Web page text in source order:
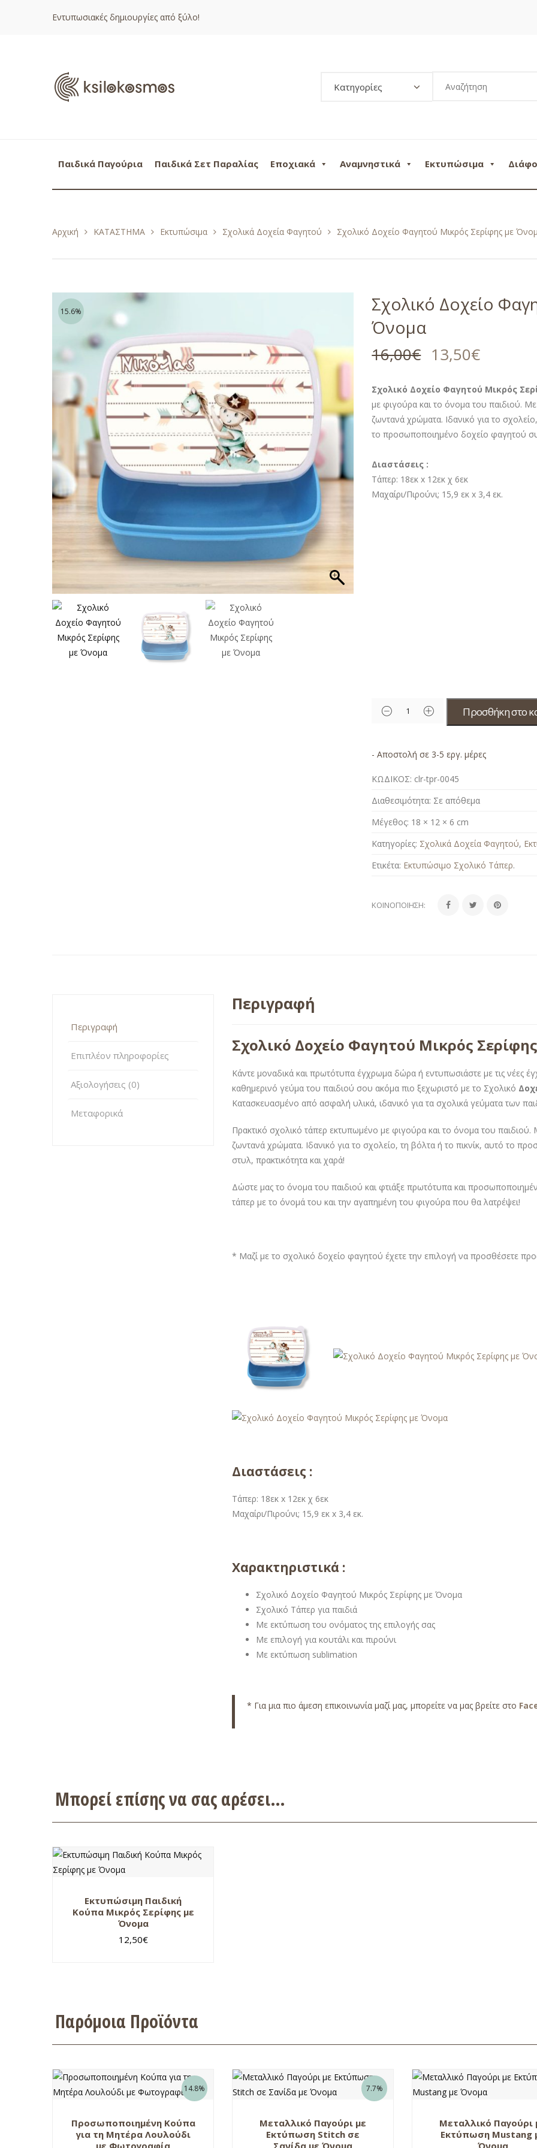
Εντυπωσιακές δημιουργίες από ξύλο!
Κατηγορίες
Παιδικά Παγούρια Παιδικά Σετ Παραλίας Εποχιακά Αναμνηστικά Εκτυπώσιμα
Αρχική ΚΑΤΑΣΤΗΜΑ Εκτυπώσιμα Σχολικά Δοχεία Φαγητού Σχολικό Δοχείο Φαγητού Μικρός Σερίφης με
15.6%
Σχολικό Δοχείο
Όνομα
16,00€ 13,50€
Σχολικό Δοχείο Φαγητού Μικρός
με φιγούρα και το όνομα του παιδιού.
ζωντανά χρώματα. Ιδανικό για το
το προσωποποιημένο δοχείο φαγητού
Διαστάσεις :
Τάπερ: 18εκ x 12εκ χ 6εκ
Μαχαίρι/Πιρούνι; 15,9 εκ x 3,4 εκ.
Προσθήκη στο
- Αποστολή σε 3-5 εργ. μέρες
ΚΩΔΙΚΟΣ: clr-tpr-0045
Διαθεσιμότητα: Σε απόθεμα
Μέγεθος: 18 × 12 × 6 cm
Κατηγορίες: Σχολικά Δοχεία Φαγητού,
Ετικέτα: Εκτυπώσιμο Σχολικό Τάπερ.
ΚΟΙΝΟΠΟΊΗΣΗ:
Περιγραφή
Επιπλέον πληροφορίες
Αξιολογήσεις (0)
Μεταφορικά
Περιγραφή
Σχολικό Δοχείο Φαγητού Μικρός
Κάντε μοναδικά και πρωτότυπα έγχρωμα δώρα ή εντυπωσιάστε με τις νέες
καθημερινό γεύμα του παιδιού σου ακόμα πιο ξεχωριστό με το Σχολικό
Κατασκευασμένο από ασφαλή υλικά, ιδανικό για τα σχολικά γεύματα των
Πρακτικό σχολικό τάπερ εκτυπωμένο με φιγούρα και το όνομα του
ζωντανά χρώματα. Ιδανικό για το σχολείο, τη βόλτα ή το πικνίκ, αυτό το
στυλ, πρακτικότητα και χαρά!
Δώστε μας το όνομα του παιδιού και φτιάξε πρωτότυπα και
τάπερ με το όνομά του και την αγαπημένη του φιγούρα που θα λατρέψει!
* Μαζί με το σχολικό δοχείο φαγητού έχετε την επιλογή να προσθέσετε
Διαστάσεις :
Τάπερ: 18εκ x 12εκ χ 6εκ
Μαχαίρι/Πιρούνι; 15,9 εκ x 3,4 εκ.
Χαρακτηριστικά :
Σχολικό Δοχείο Φαγητού Μικρός Σερίφης με Όνομα
Σχολικό Τάπερ για παιδιά
Με εκτύπωση του ονόματος της επιλογής σας
Με επιλογή για κουτάλι και πιρούνι
Με εκτύπωση sublimation
* Για μια πιο άμεση επικοινωνία μαζί μας, μπορείτε να μας βρείτε στο
Μπορεί επίσης να σας αρέσει…
Εκτυπώσιμη Παιδική
Κούπα Μικρός Σερίφης με
Όνομα
12,50€
Παρόμοια Προϊόντα
14.8%
Προσωποποιημένη Κούπα
για τη Μητέρα Λουλούδι
με Φωτογραφία
7.7%
Μεταλλικό Παγούρι με
Εκτύπωση Stitch σε
Σανίδα με Όνομα
Μεταλλικό Παγούρι
Εκτύπωση Mustang
Όνομα